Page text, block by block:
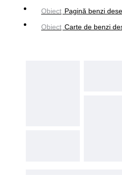
Obiect Pagină benzi
Obiect Carte de benzi